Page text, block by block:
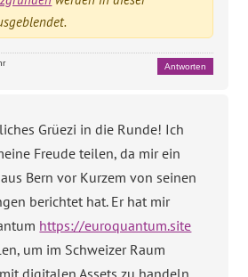
Antworten
Grüezi in die Runde! Ich
Freude teilen, da mir ein
Bern vor Kurzem von seinen
berichtet hat. Er hat mir
https://euroquantum.site
um im Schweizer Raum
digitalen Assets zu handeln.